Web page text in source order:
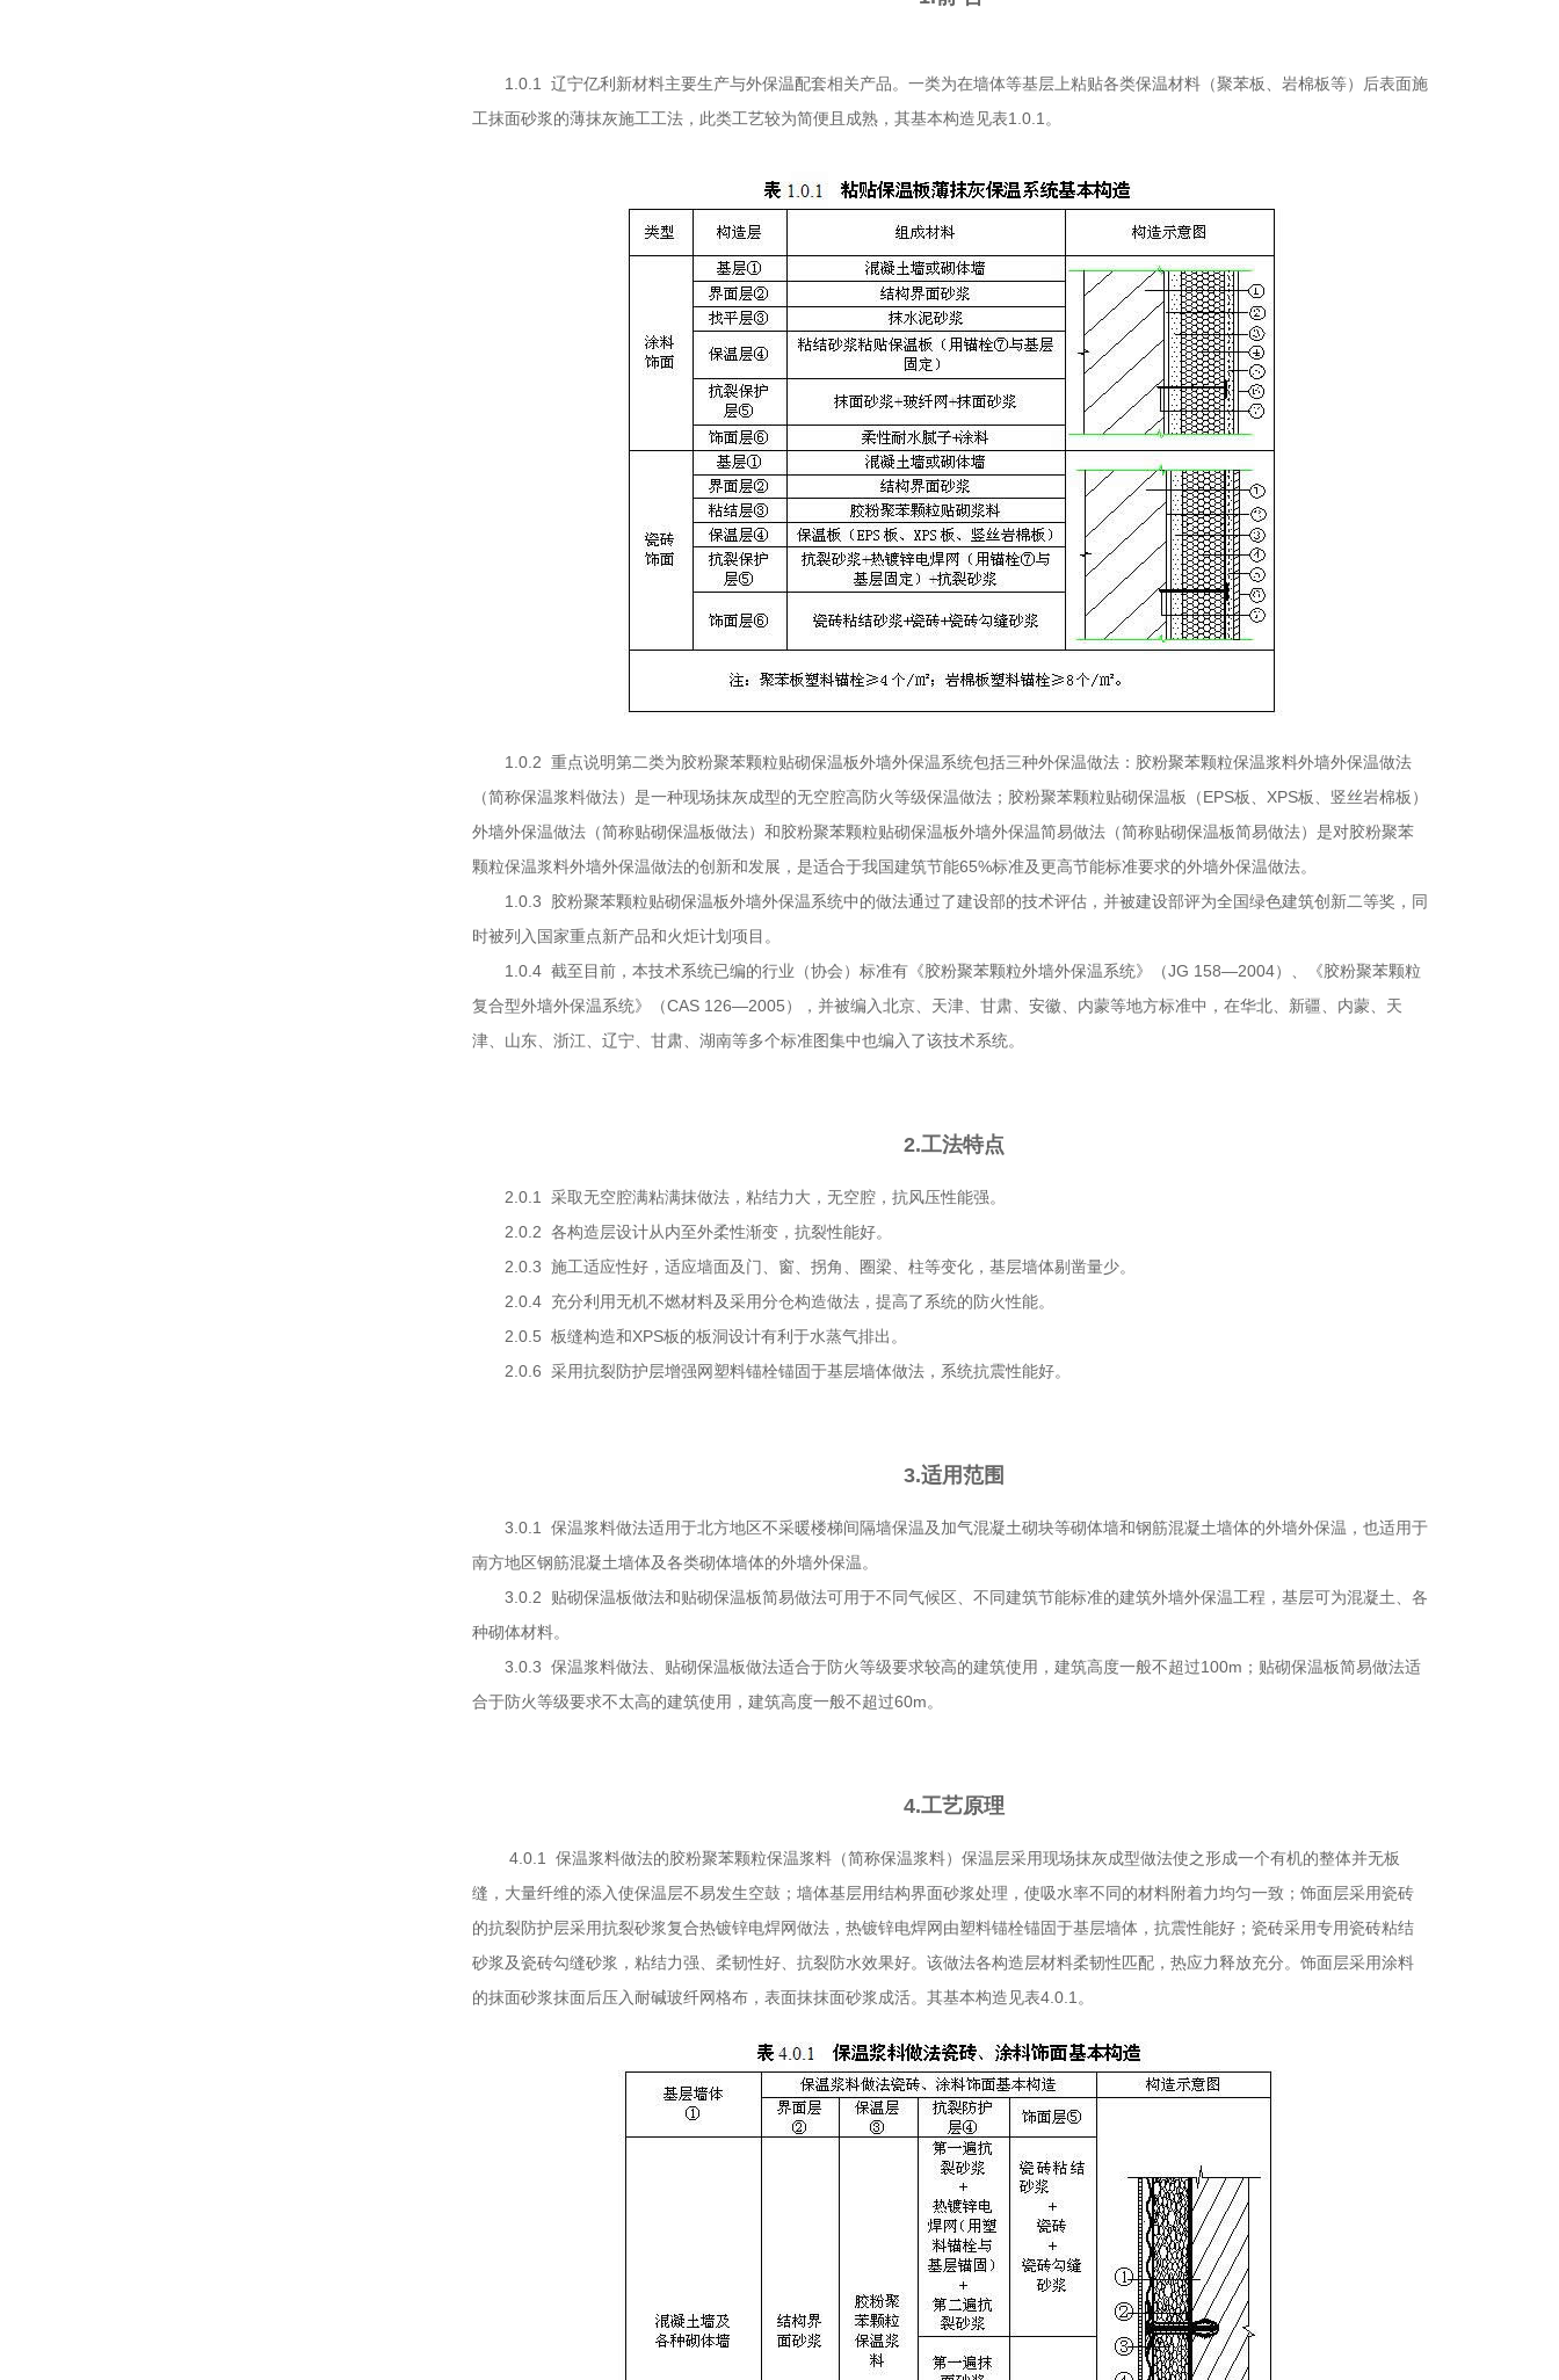
1.0.1 辽宁亿利新材料主要生产与外保温配套相关产品。一类为在墙体等基层上粘贴各类保温材料（聚苯板、岩棉板等）后表面施
工抹面砂浆的薄抹灰施工工法，此类工艺较为简便且成熟，其基本构造见表1.0.1。
1.0.2 重点说明第二类为胶粉聚苯颗粒贴砌保温板外墙外保温系统包括三种外保温做法：胶粉聚苯颗粒保温浆料外墙外保温做法
（简称保温浆料做法）是一种现场抹灰成型的无空腔高防火等级保温做法；胶粉聚苯颗粒贴砌保温板（EPS板、XPS板、竖丝岩棉板）
外墙外保温做法（简称贴砌保温板做法）和胶粉聚苯颗粒贴砌保温板外墙外保温简易做法（简称贴砌保温板简易做法）是对胶粉聚苯
颗粒保温浆料外墙外保温做法的创新和发展，是适合于我国建筑节能65%标准及更高节能标准要求的外墙外保温做法。
1.0.3 胶粉聚苯颗粒贴砌保温板外墙外保温系统中的做法通过了建设部的技术评估，并被建设部评为全国绿色建筑创新二等奖，同
时被列入国家重点新产品和火炬计划项目。
1.0.4 截至目前，本技术系统已编的行业（协会）标准有《胶粉聚苯颗粒外墙外保温系统》（JG 158—2004）、《胶粉聚苯颗粒
复合型外墙外保温系统》（CAS 126—2005），并被编入北京、天津、甘肃、安徽、内蒙等地方标准中，在华北、新疆、内蒙、天
津、山东、浙江、辽宁、甘肃、湖南等多个标准图集中也编入了该技术系统。
2.工法特点
2.0.1 采取无空腔满粘满抹做法，粘结力大，无空腔，抗风压性能强。
2.0.2 各构造层设计从内至外柔性渐变，抗裂性能好。
2.0.3 施工适应性好，适应墙面及门、窗、拐角、圈梁、柱等变化，基层墙体剔凿量少。
2.0.4 充分利用无机不燃材料及采用分仓构造做法，提高了系统的防火性能。
2.0.5 板缝构造和XPS板的板洞设计有利于水蒸气排出。
2.0.6 采用抗裂防护层增强网塑料锚栓锚固于基层墙体做法，系统抗震性能好。
3.适用范围
3.0.1 保温浆料做法适用于北方地区不采暖楼梯间隔墙保温及加气混凝土砌块等砌体墙和钢筋混凝土墙体的外墙外保温，也适用于
南方地区钢筋混凝土墙体及各类砌体墙体的外墙外保温。
3.0.2 贴砌保温板做法和贴砌保温板简易做法可用于不同气候区、不同建筑节能标准的建筑外墙外保温工程，基层可为混凝土、各
种砌体材料。
3.0.3 保温浆料做法、贴砌保温板做法适合于防火等级要求较高的建筑使用，建筑高度一般不超过100m；贴砌保温板简易做法适
合于防火等级要求不太高的建筑使用，建筑高度一般不超过60m。
4.工艺原理
4.0.1 保温浆料做法的胶粉聚苯颗粒保温浆料（简称保温浆料）保温层采用现场抹灰成型做法使之形成一个有机的整体并无板
缝，大量纤维的添入使保温层不易发生空鼓；墙体基层用结构界面砂浆处理，使吸水率不同的材料附着力均匀一致；饰面层采用瓷砖
的抗裂防护层采用抗裂砂浆复合热镀锌电焊网做法，热镀锌电焊网由塑料锚栓锚固于基层墙体，抗震性能好；瓷砖采用专用瓷砖粘结
砂浆及瓷砖勾缝砂浆，粘结力强、柔韧性好、抗裂防水效果好。该做法各构造层材料柔韧性匹配，热应力释放充分。饰面层采用涂料
的抹面砂浆抹面后压入耐碱玻纤网格布，表面抹抹面砂浆成活。其基本构造见表4.0.1。